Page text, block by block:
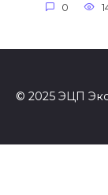
0
© 2025 ЭЦП